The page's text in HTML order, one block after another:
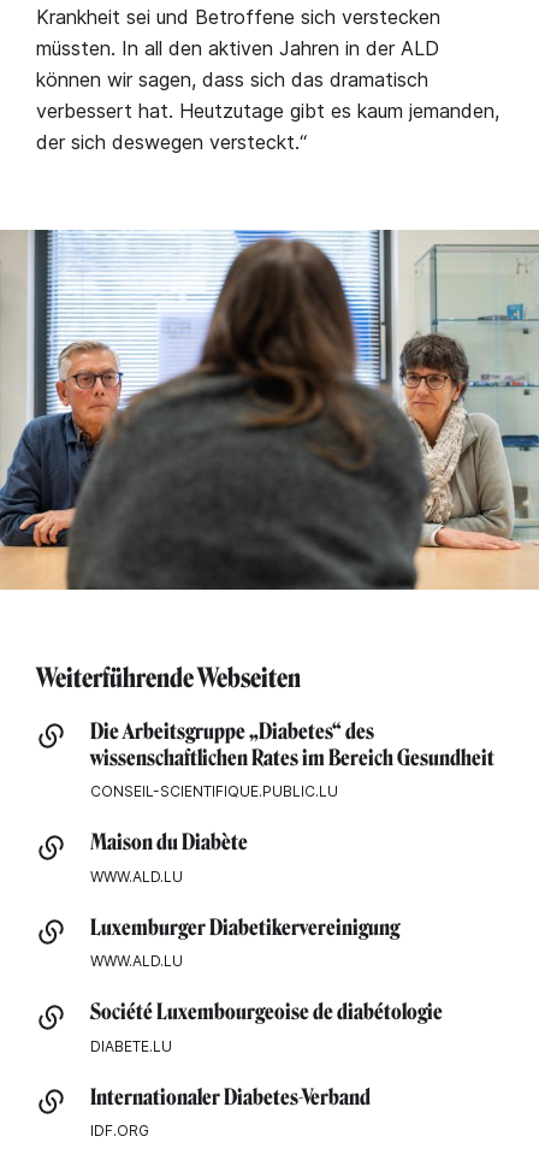
Krankheit sei und Betroffene sich verstecken
müssten. In all den aktiven Jahren in der ALD
können wir sagen, dass sich das dramatisch
verbessert hat. Heutzutage gibt es kaum jemanden,
der sich deswegen versteckt.“
Weiterführende Webseiten
Die Arbeitsgruppe „Diabetes“ des
wissenschaftlichen Rates im Bereich Gesundheit
CONSEIL-SCIENTIFIQUE.PUBLIC.LU
Maison du Diabète
WWW.ALD.LU
Luxemburger Diabetikervereinigung
WWW.ALD.LU
Société Luxembourgeoise de diabétologie
DIABETE.LU
Internationaler Diabetes-Verband
IDF.ORG